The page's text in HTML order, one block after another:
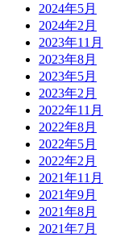
2024年5月
2024年2月
2023年11月
2023年8月
2023年5月
2023年2月
2022年11月
2022年8月
2022年5月
2022年2月
2021年11月
2021年9月
2021年8月
2021年7月